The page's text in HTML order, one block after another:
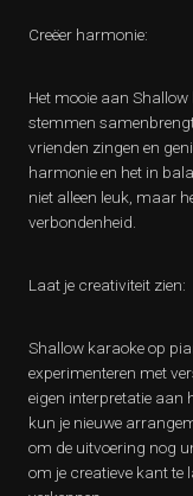
Creëer harmonie:
Het mooie aan
stemmen
vrienden zingen en
harmonie en het in
niet alleen leuk, maar
verbondenheid.
Laat je creativiteit zien:
Shallow karaoke op
experimenteren met
eigen interpretatie aan
kun je nieuwe
om de uitvoering nog
om je creatieve kant te